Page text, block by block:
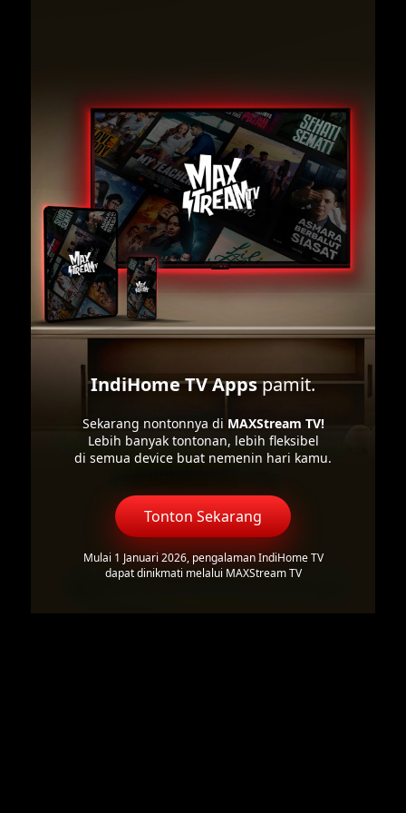
IndiHome TV Appspamit.
Sekarang nontonnya di MAXStream TV!
Lebih banyak tontonan, lebih fleksibel
di semua device buat nemenin hari kamu.
Tonton Sekarang
Mulai 1 Januari 2026, pengalaman IndiHome TV
dapat dinikmati melalui MAXStream TV